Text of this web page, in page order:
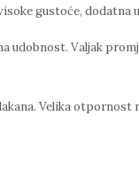
gustoće, dodatna
udobnost. Valjak
Velika otpornost